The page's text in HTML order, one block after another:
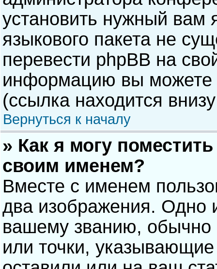
установить нужный вам
языкового пакета не
перевести phpBB на
информацию вы можете
(ссылка находится
Вернуться к началу
» Как я могу
своим именем?
Вместе с именем
два изображения. Одно
вашему званию, обычно
или точки,